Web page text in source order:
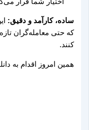
ساده، کارآمد و دقیق:
که حتی معامله‌گران
کنند.
همین امروز اقدام به